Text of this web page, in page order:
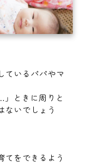
ているパパやマ
」ときに周りと
ないでしょう
てをできるよう